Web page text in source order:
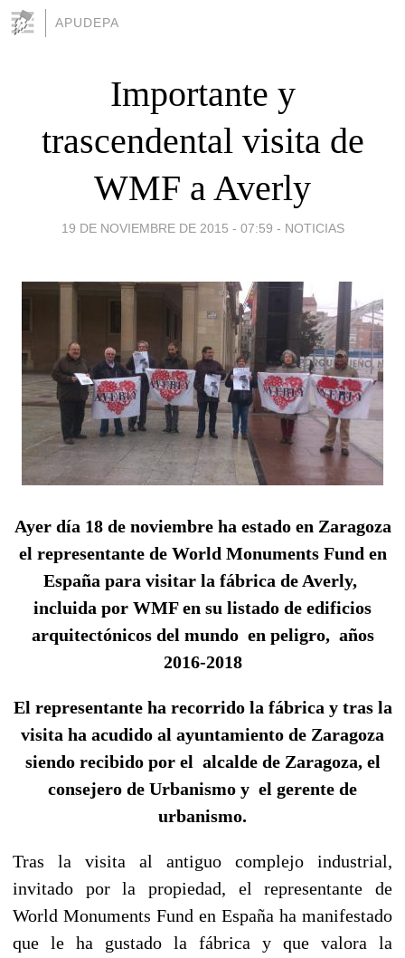
APUDEPA
Importante y
trascendental visita de
WMF a Averly
19 DE NOVIEMBRE DE 2015 - 07:59 - NOTICIAS
Ayer día 18 de noviembre ha estado en Zaragoza
el representante de World Monuments Fund en
España para visitar la fábrica de Averly,
incluida por WMF en su listado de edificios
arquitectónicos del mundo en peligro, años
2016-2018
El representante ha recorrido la fábrica y tras la
visita ha acudido al ayuntamiento de Zaragoza
siendo recibido por el alcalde de Zaragoza, el
consejero de Urbanismo y el gerente de
urbanismo.
Tras la visita al antiguo complejo industrial,
invitado por la propiedad, el representante de
World Monuments Fund en España ha manifestado
que le ha gustado la fábrica y que valora la